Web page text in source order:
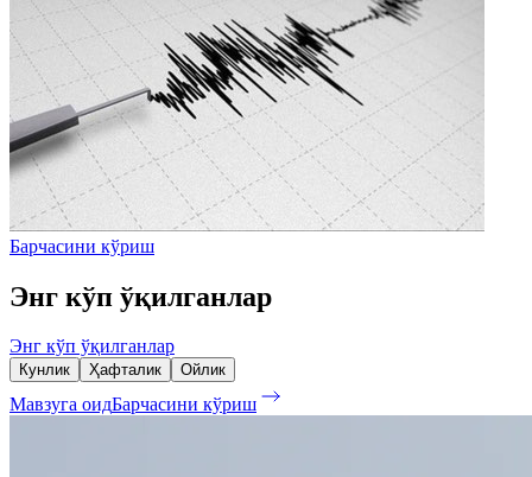
Барчасини кўриш
Энг кўп ўқилганлар
Энг кўп ўқилганлар
Кунлик Ҳафталик Ойлик
Мавзуга оидБарчасини кўриш